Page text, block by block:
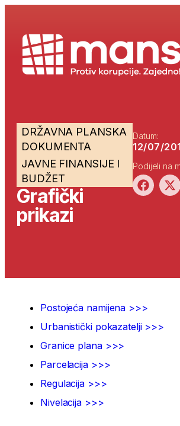
DRŽAVNA PLANSKA
DOKUMENTA
JAVNE FINANSIJE I
BUDŽET
Grafički
prikazi
Datum:
12/07/
Podijeli na
Postojeća namijena >>>
Urbanistički pokazatelji >>>
Granice plana >>>
Parcelacija >>>
Regulacija >>>
Nivelacija >>>